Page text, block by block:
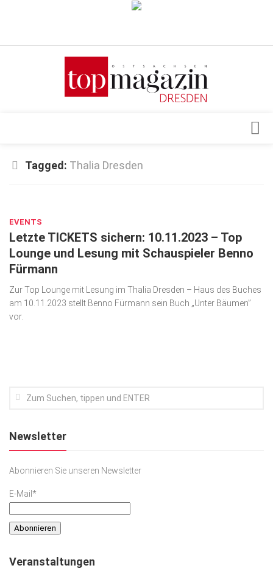
Verkaufsstellen
Top Gesundheitsforum Dresden / Ostsachsen
Geschäft
gesund & schön
Gesellschaft
Kunst & Kultur
Lifestyle
SACHSEN IN PARIS
Tagged: Thalia Dresden
EVENTS
Letzte TICKETS sichern: 10.11.2023 – Top
Lounge und Lesung mit Schauspieler Benno
Fürmann
Zur Top Lounge mit Lesung im Thalia Dresden – Haus des Buches
am 10.11.2023 stellt Benno Fürmann sein Buch „Unter Bäumen”
vor.
Newsletter
Abonnieren Sie unseren Newsletter
E-Mail*
Veranstaltungen